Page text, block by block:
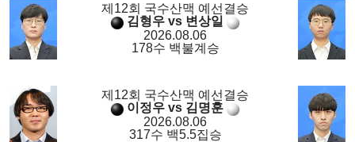
제12회 국수산맥 예선결승
김형우 vs 변상일
2026.08.06
178수 백불계승
제12회 국수산맥 예선결승
이정우 vs 김명훈
2026.08.06
317수 백5.5집승